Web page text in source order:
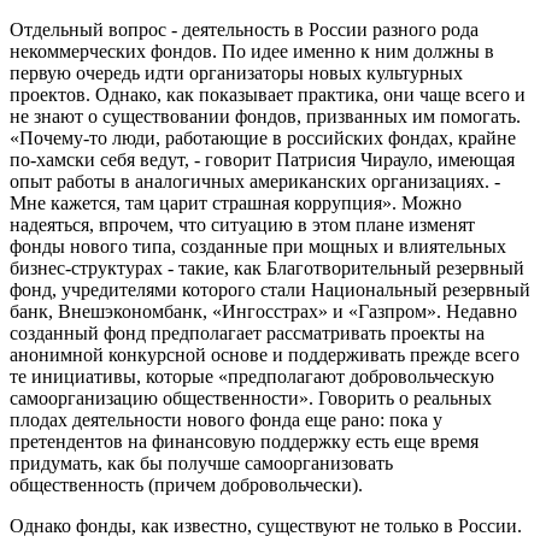
Отдельный вопрос - деятельность в России разного рода
некоммерческих фондов. По идее именно к ним должны в
первую очередь идти организаторы новых культурных
проектов. Однако, как показывает практика, они чаще всего и
не знают о существовании фондов, призванных им помогать.
«Почему-то люди, работающие в российских фондах, крайне
по-хамски себя ведут, - говорит Патрисия Чирауло, имеющая
опыт работы в аналогичных американских организациях. -
Мне кажется, там царит страшная коррупция». Можно
надеяться, впрочем, что ситуацию в этом плане изменят
фонды нового типа, созданные при мощных и влиятельных
бизнес-структурах - такие, как Благотворительный резервный
фонд, учредителями которого стали Национальный резервный
банк, Внешэкономбанк, «Ингосстрах» и «Газпром». Недавно
созданный фонд предполагает рассматривать проекты на
анонимной конкурсной основе и поддерживать прежде всего
те инициативы, которые «предполагают добровольческую
самоорганизацию общественности». Говорить о реальных
плодах деятельности нового фонда еще рано: пока у
претендентов на финансовую поддержку есть еще время
придумать, как бы получше самоорганизовать
общественность (причем добровольчески).
Однако фонды, как известно, существуют не только в России.